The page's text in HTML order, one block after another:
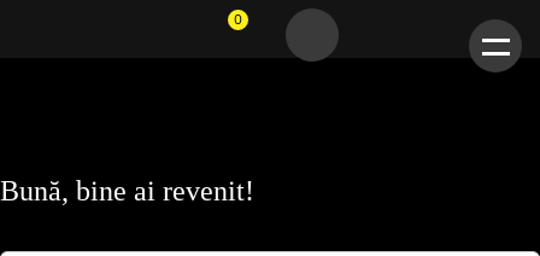
0
Bună, bine ai revenit!